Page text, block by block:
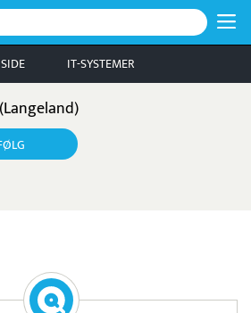
IT-SYSTEMER